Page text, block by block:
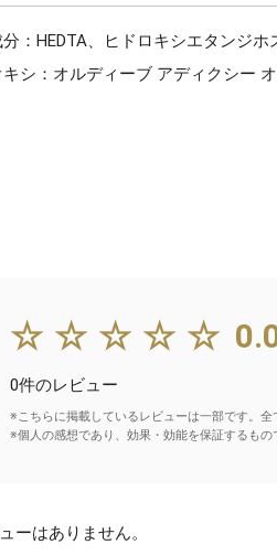
：HEDTA、ヒドロキシエタンジ
シ：オルディーブ アディクシー
☆☆☆☆☆
0件のレビュー
※こちらに掲載しているレビューは一部です。全
※個人の感想であり、効果・効能を保証するもの
ーはありません。